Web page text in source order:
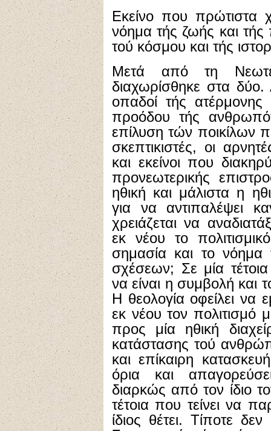
Εκείνο που πρώτιστα
νόημα τής ζωής και
τού κόσμου και τής
Μετά από τη
διαχωρίσθηκε στα
οπαδοί τής ατέρμονης
προόδου τής
επίλυση τών ποικίλων
σκεπτικιστές, οι
και εκείνοι που
προνεωτερικής
ηθική και μάλιστα η
για να αντιπαλέψει
χρειάζεται να
εκ νέου το
σημασία και το
σχέσεων; Σε μία
να είναι η συμβολή και
Η θεολογία οφείλει να
εκ νέου τον πολιτισμό
προς μία ηθική
κατάστασης τού
και επίκαιρη
όρια και
διαρκώς από τον ίδιο
τέτοια που τείνει να
ίδιος θέτει. Τίποτε